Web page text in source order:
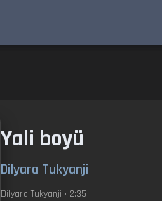
Yali boyü
Dilyara Tukyanji
Dilyara Tukyanji • 2:35